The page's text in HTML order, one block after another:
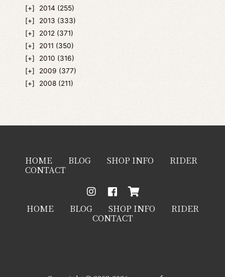
2014 (255)
2013 (333)
2012 (371)
2011 (350)
2010 (316)
2009 (377)
2008 (211)
HOME BLOG SHOP INFO RIDER
CONTACT
HOME BLOG SHOP INFO RIDER
CONTACT